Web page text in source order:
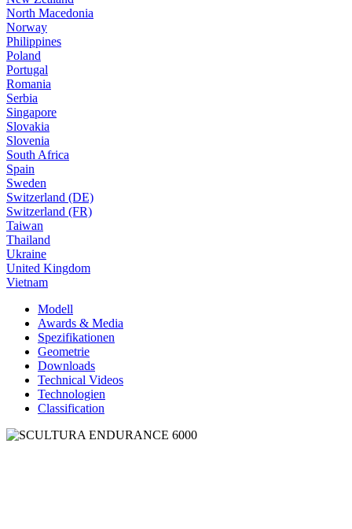
North Macedonia
Norway
Philippines
Poland
Portugal
Romania
Serbia
Singapore
Slovakia
Slovenia
South Africa
Spain
Sweden
Switzerland (DE)
Switzerland (FR)
Taiwan
Thailand
Ukraine
United Kingdom
Vietnam
Modell
Awards & Media
Spezifikationen
Geometrie
Downloads
Technical Videos
Technologien
Classification